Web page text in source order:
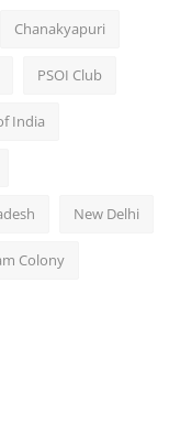
Chanakyapuri
PSOI Club
India
New Delhi
Colony